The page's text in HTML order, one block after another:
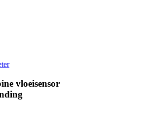
vloeisensor